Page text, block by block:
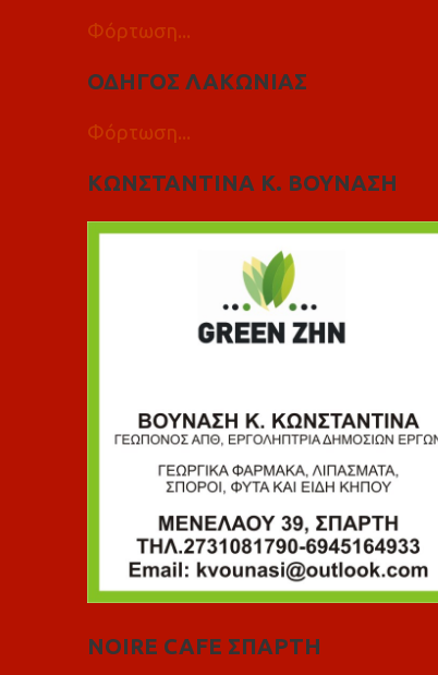
Φόρτωση...
ΟΔΗΓΟΣ ΛΑΚΩΝΙΑΣ
Φόρτωση...
ΚΩΝΣΤΑΝΤΙΝΑ Κ. ΒΟΥΝΑΣΗ
NOIRE CAFE ΣΠΑΡΤΗ